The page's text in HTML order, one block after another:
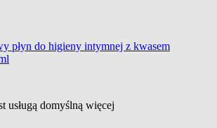
płyn do higieny intymnej z kwasem
usługą domyślną więcej